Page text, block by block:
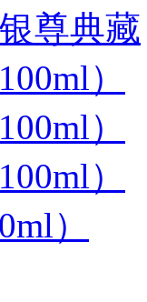
尊典藏
）
）
）
）